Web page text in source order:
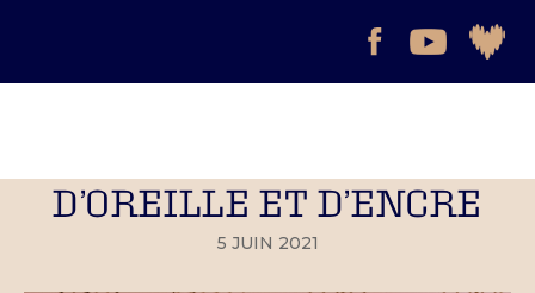
D’OREILLE ET D’ENCRE
5 JUIN 2021